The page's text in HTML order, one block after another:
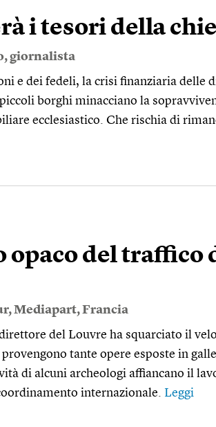
i tesori della
, giornalista
e dei fedeli, la crisi finanziaria delle
borghi minacciano la
ecclesiastico. Che rischia di
opaco del traffico
,Mediapart,Francia
del Louvre ha squarciato il
tante opere esposte in
di alcuni archeologi affiancano il
internazionale. Leggi